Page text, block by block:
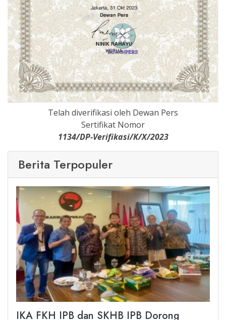
Telah diverifikasi oleh Dewan Pers
Sertifikat Nomor
1134/DP-Verifikasi/K/X/2023
Berita Terpopuler
IKA FKH IPB dan SKHB IPB Dorong